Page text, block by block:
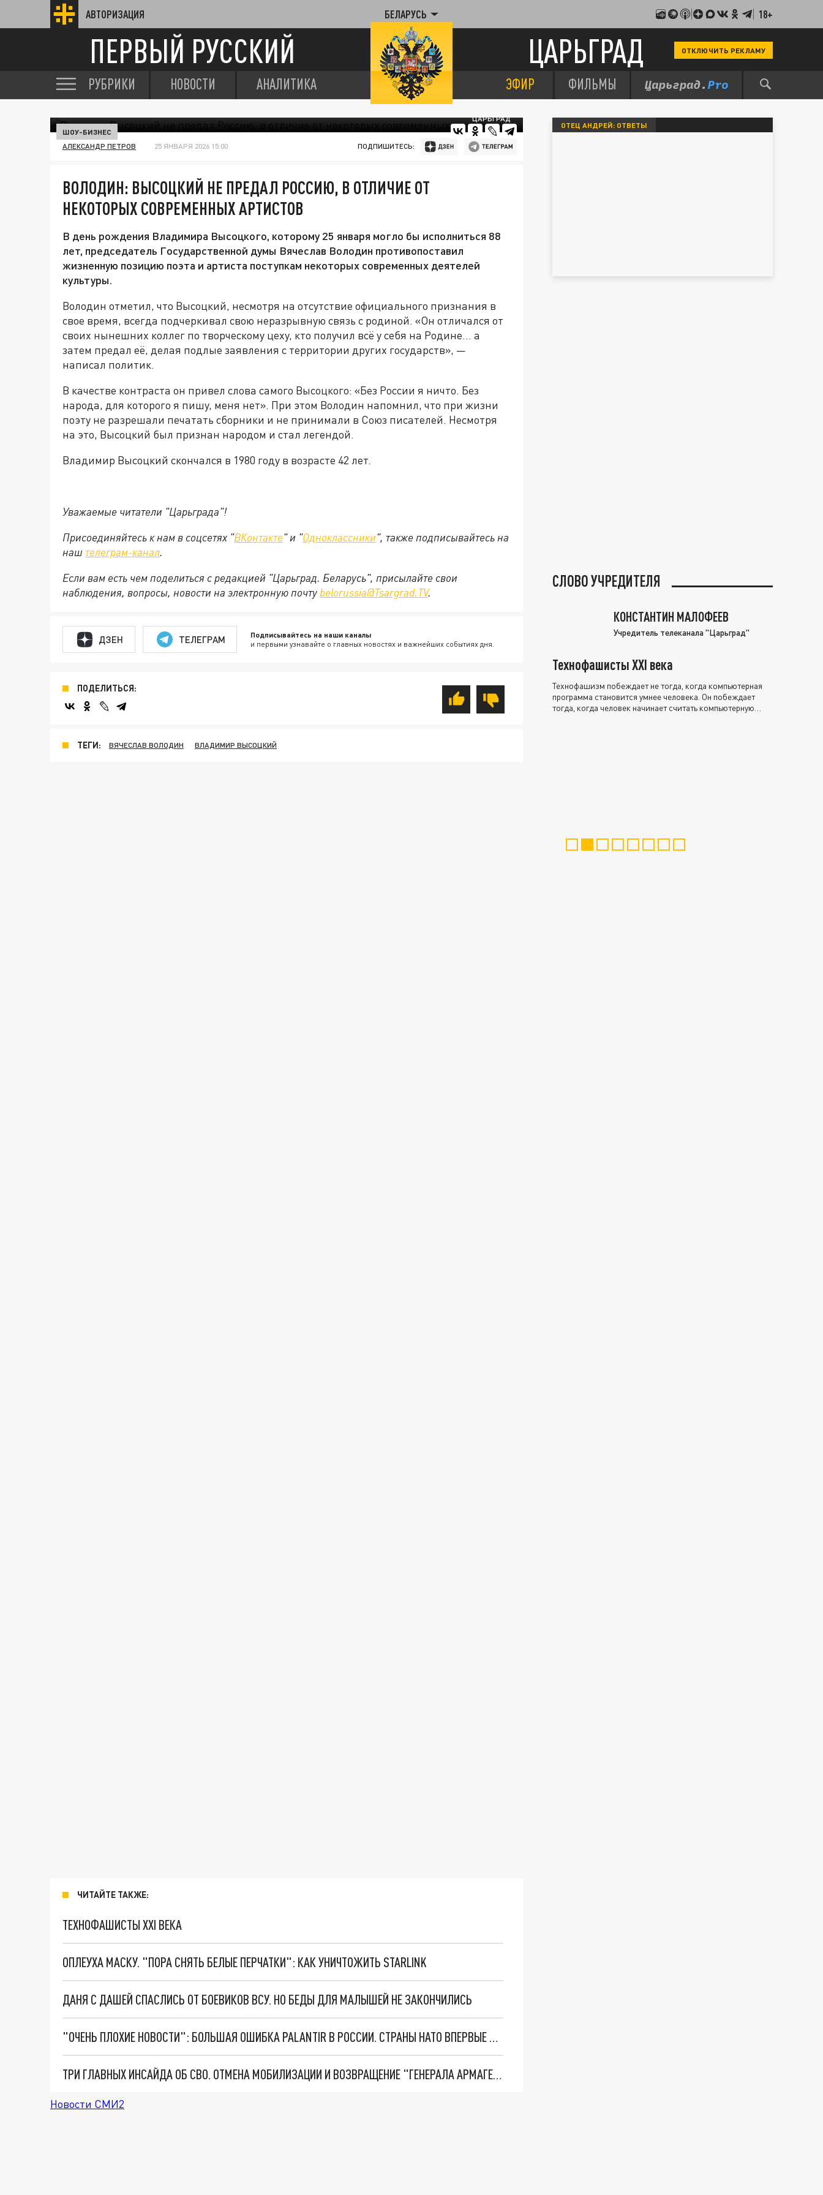
АВТОРИЗАЦИЯ БЕЛАРУСЬ 18+
ПЕРВЫЙ РУССКИЙ ЦАРЬГРАД ОТКЛЮЧИТЬ РЕКЛАМУ
РУБРИКИ НОВОСТИ АНАЛИТИКА ЭФИР ФИЛЬМЫ
ЦАРЬГРАД
ШОУ-БИЗНЕС
АЛЕКСАНДР ПЕТРОВ 25 ЯНВАРЯ 2026 15:00 ПОДПИШИТЕСЬ:
ВОЛОДИН: ВЫСОЦКИЙ НЕ ПРЕДАЛ РОССИЮ, В ОТЛИЧИЕ ОТ
НЕКОТОРЫХ СОВРЕМЕННЫХ АРТИСТОВ
В день рождения Владимира Высоцкого, которому 25 января могло бы исполниться 88
лет, председатель Государственной думы Вячеслав Володин противопоставил
жизненную позицию поэта и артиста поступкам некоторых современных деятелей
культуры.
Володин отметил, что Высоцкий, несмотря на отсутствие официального признания в
свое время, всегда подчеркивал свою неразрывную связь с родиной. «Он отличался от
своих нынешних коллег по творческому цеху, кто получил всё у себя на Родине… а
затем предал её, делая подлые заявления с территории других государств», —
написал политик.
В качестве контраста он привел слова самого Высоцкого: «Без России я ничто. Без
народа, для которого я пишу, меня нет». При этом Володин напомнил, что при жизни
поэту не разрешали печатать сборники и не принимали в Союз писателей. Несмотря
на это, Высоцкий был признан народом и стал легендой.
Владимир Высоцкий скончался в 1980 году в возрасте 42 лет.
Уважаемые читатели "Царьграда"!
Присоединяйтесь к нам в соцсетях "ВКонтакте" и "Одноклассники", также подписывайтесь на
наш телеграм-канал.
Если вам есть чем поделиться с редакцией "Царьград. Беларусь", присылайте свои
наблюдения, вопросы, новости на электронную почту belorussia@Tsargrad.TV.
ДЗЕН ТЕЛЕГРАМ Подписывайтесь на наши каналы
и первыми узнавайте о главных новостях и важнейших событиях дня.
ПОДЕЛИТЬСЯ:
ТЕГИ: ВЯЧЕСЛАВ ВОЛОДИН ВЛАДИМИР ВЫСОЦКИЙ
ЧИТАЙТЕ ТАКЖЕ:
ТЕХНОФАШИСТЫ XXI ВЕКА
ОПЛЕУХА МАСКУ. "ПОРА СНЯТЬ БЕЛЫЕ ПЕРЧАТКИ": КАК УНИЧТОЖИТЬ STARLINK
ДАНЯ С ДАШЕЙ СПАСЛИСЬ ОТ БОЕВИКОВ ВСУ. НО БЕДЫ ДЛЯ МАЛЫШЕЙ НЕ ЗАКОНЧИЛИСЬ
"ОЧЕНЬ ПЛОХИЕ НОВОСТИ": БОЛЬШАЯ ОШИБКА PALANTIR В РОССИИ. СТРАНЫ НАТО ВПЕРВЫЕ ЗА СВО ОСТАНОВИЛИ ПОСТАВКИ ОРУЖИЯ. ВСУ ТЕРЯЮТ ПРИГРАНИЧЬЕ?
ТРИ ГЛАВНЫХ ИНСАЙДА ОБ СВО. ОТМЕНА МОБИЛИЗАЦИИ И ВОЗВРАЩЕНИЕ "ГЕНЕРАЛА АРМАГЕДДОНА"? ОТЛИЧНЫЕ НОВОСТИ, КОТОРЫЕ ЖДАЛИ ВСЕ
Новости СМИ2
ОТЕЦ АНДРЕЙ: ОТВЕТЫ
СЛОВО УЧРЕДИТЕЛЯ
КОНСТАНТИН МАЛОФЕЕВ
Учредитель телеканала "Царьград"
Технофашисты XXI века
Технофашизм побеждает не тогда, когда компьютерная
программа становится умнее человека. Он побеждает
тогда, когда человек начинает считать компьютерную